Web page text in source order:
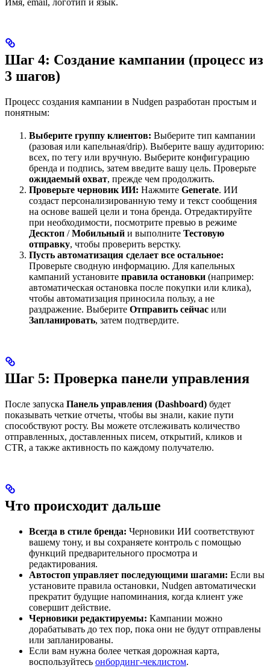
Шаг 4: Создание кампании (процесс из
3 шагов)
Процесс создания кампании в Nudgen разработан простым и
понятным:
Выберите группу клиентов: Выберите тип кампании
(разовая или капельная/drip). Выберите вашу аудиторию:
всех, по тегу или вручную. Выберите конфигурацию
бренда и подпись, затем введите вашу цель. Проверьте
ожидаемый охват, прежде чем продолжить.
Проверьте черновик ИИ: Нажмите Generate. ИИ
создаст персонализированную тему и текст сообщения
на основе вашей цели и тона бренда. Отредактируйте
при необходимости, посмотрите превью в режиме
Десктоп /Мобильный и выполните Тестовую
отправку, чтобы проверить верстку.
Пусть автоматизация сделает все остальное:
Проверьте сводную информацию. Для капельных
кампаний установите правила остановки (например:
автоматическая остановка после покупки или клика),
чтобы автоматизация приносила пользу, а не
раздражение. Выберите Отправить сейчас или
Запланировать, затем подтвердите.
Шаг 5: Проверка панели управления
После запуска Панель управления (Dashboard) будет
показывать четкие отчеты, чтобы вы знали, какие пути
способствуют росту. Вы можете отслеживать количество
отправленных, доставленных писем, открытий, кликов и
CTR, а также активность по каждому получателю.
Что происходит дальше
Всегда в стиле бренда: Черновики ИИ соответствуют
вашему тону, и вы сохраняете контроль с помощью
функций предварительного просмотра и
редактирования.
Автостоп управляет последующими шагами: Если вы
установите правила остановки, Nudgen автоматически
прекратит будущие напоминания, когда клиент уже
совершит действие.
Черновики редактируемы: Кампании можно
дорабатывать до тех пор, пока они не будут отправлены
или запланированы.
Если вам нужна более четкая дорожная карта,
воспользуйтесь онбординг-чеклистом.